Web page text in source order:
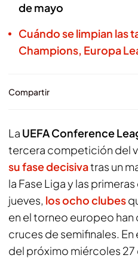
de mayo
Cuándo se limpian las
Champions, Europa
Compartir
La UEFA Conference
tercera competición del
su fase decisivatras un
la Fase Liga y las
jueves, los ocho clubes
en el torneo europeo
cruces de semifinales. En
del próximo miércoles